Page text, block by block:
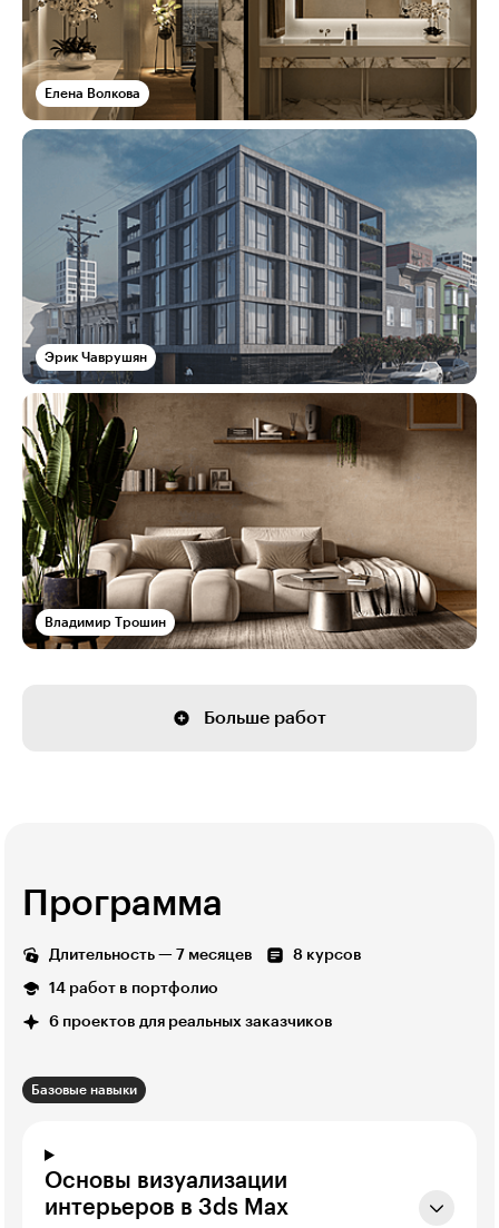
Елена Волкова
Эрик Чаврушян
Владимир Трошин
Больше работ
Программа
Длительность — 7 месяцев 8 курсов
14 работ в портфолио
6 проектов для реальных заказчиков
Базовые навыки
Основы визуализации
интерьеров в 3ds Max